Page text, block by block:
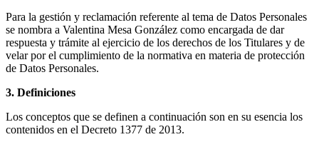
Para la gestión y reclamación referente al tema de Datos Personales
se nombra a Valentina Mesa González como encargada de dar
respuesta y trámite al ejercicio de los derechos de los Titulares y de
velar por el cumplimiento de la normativa en materia de protección
de Datos Personales.
3. Definiciones
Los conceptos que se definen a continuación son en su esencia los
contenidos en el Decreto 1377 de 2013.